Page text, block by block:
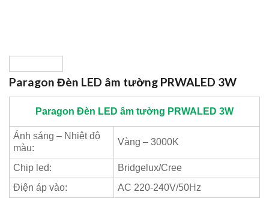
Paragon Đèn LED âm tường PRWALED 3W
Paragon Đèn LED âm tường PRWALED 3W
Ánh sáng – Nhiệt độ
màu:
Vàng – 3000K
Chip led:
Bridgelux/Cree
Điện áp vào:
AC 220-240V/50Hz